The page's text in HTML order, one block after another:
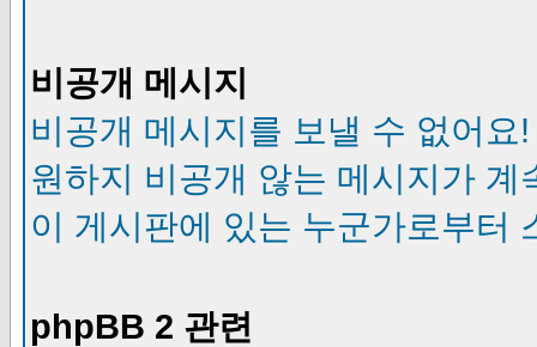
비공개 메시지
비공개 메시지를 보낼 수 없어요!
원하지 비공개 않는 메시지가 계
이 게시판에 있는 누군가로부터
phpBB 2 관련